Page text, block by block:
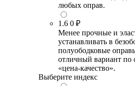
любых оправ.
1.6 0 ₽
Менее прочные и
устанавливать в
полуободковые
отличный вариант
«цена-качество».
Выберите индекс